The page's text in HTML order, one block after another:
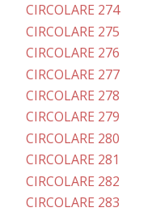
CIRCOLARE 274
CIRCOLARE 275
CIRCOLARE 276
CIRCOLARE 277
CIRCOLARE 278
CIRCOLARE 279
CIRCOLARE 280
CIRCOLARE 281
CIRCOLARE 282
CIRCOLARE 283